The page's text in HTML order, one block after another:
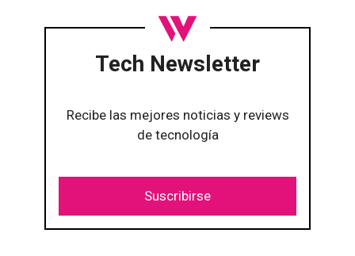
Tech Newsletter
Recibe las mejores noticias y reviews
de tecnología
Suscribirse